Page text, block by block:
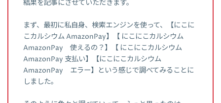
結果を記事にさせていただきます。
まず、最初に私自身、検索エンジンを使って、【にこに
こカルシウム AmazonPay】【 にこにこカルシウム
AmazonPay 使えるの？】【 にこにこカルシウム
AmazonPay 支払い】【にこにこカルシウム
AmazonPay エラー】という感じで調べてみることに
しました。